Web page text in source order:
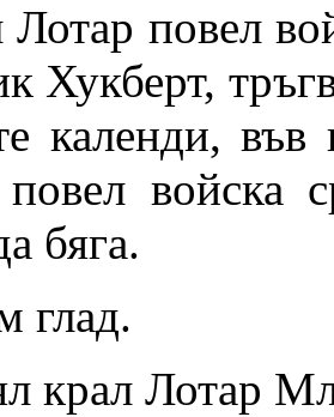
повел
Хукберт,
календи,
войска
бяга.
глад.
крал Лотар